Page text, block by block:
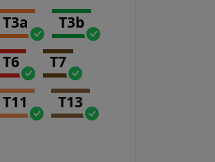
T3a T3b
T6 T7
T11 T13